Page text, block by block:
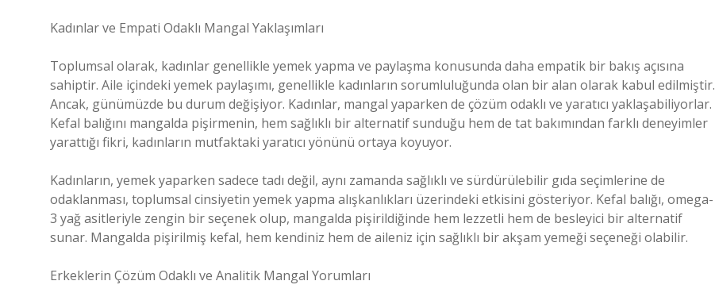
Kadınlar ve Empati Odaklı Mangal Yaklaşımları
Toplumsal olarak, kadınlar genellikle yemek yapma ve paylaşma konusunda daha empatik bir bakış açısına
sahiptir. Aile içindeki yemek paylaşımı, genellikle kadınların sorumluluğunda olan bir alan olarak kabul edilmiştir.
Ancak, günümüzde bu durum değişiyor. Kadınlar, mangal yaparken de çözüm odaklı ve yaratıcı yaklaşabiliyorlar.
Kefal balığını mangalda pişirmenin, hem sağlıklı bir alternatif sunduğu hem de tat bakımından farklı deneyimler
yarattığı fikri, kadınların mutfaktaki yaratıcı yönünü ortaya koyuyor.
Kadınların, yemek yaparken sadece tadı değil, aynı zamanda sağlıklı ve sürdürülebilir gıda seçimlerine de
odaklanması, toplumsal cinsiyetin yemek yapma alışkanlıkları üzerindeki etkisini gösteriyor. Kefal balığı, omega-
3 yağ asitleriyle zengin bir seçenek olup, mangalda pişirildiğinde hem lezzetli hem de besleyici bir alternatif
sunar. Mangalda pişirilmiş kefal, hem kendiniz hem de aileniz için sağlıklı bir akşam yemeği seçeneği olabilir.
Erkeklerin Çözüm Odaklı ve Analitik Mangal Yorumları